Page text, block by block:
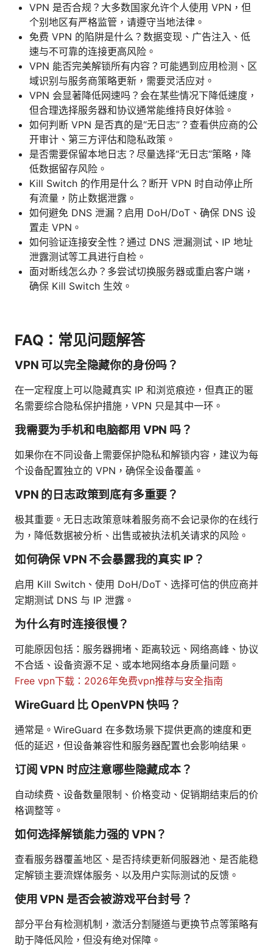
VPN 是否合规？大多数国家允许个人使用 VPN，但
个别地区有严格监管，请遵守当地法律。
免费 VPN 的陷阱是什么？数据变现、广告注入、低
速与不可靠的连接更高风险。
VPN 能否完美解锁所有内容？可能遇到应用检测、区
域识别与服务商策略更新，需要灵活应对。
VPN 会显著降低网速吗？会在某些情况下降低速度，
但合理选择服务器和协议通常能维持良好体验。
如何判断 VPN 是否真的是“无日志”？查看供应商的公
开审计、第三方评估和隐私政策。
是否需要保留本地日志？尽量选择“无日志”策略，降
低数据留存风险。
Kill Switch 的作用是什么？断开 VPN 时自动停止所
有流量，防止数据泄露。
如何避免 DNS 泄漏？启用 DoH/DoT、确保 DNS 设
置走 VPN。
如何验证连接安全性？通过 DNS 泄漏测试、IP 地址
泄露测试等工具进行自检。
面对断线怎么办？多尝试切换服务器或重启客户端，
确保 Kill Switch 生效。
FAQ：常见问题解答
VPN 可以完全隐藏你的身份吗？
在一定程度上可以隐藏真实 IP 和浏览痕迹，但真正的匿
名需要综合隐私保护措施，VPN 只是其中一环。
我需要为手机和电脑都用 VPN 吗？
如果你在不同设备上需要保护隐私和解锁内容，建议为每
个设备配置独立的 VPN，确保全设备覆盖。
VPN 的日志政策到底有多重要？
极其重要。无日志政策意味着服务商不会记录你的在线行
为，降低数据被分析、出售或被执法机关请求的风险。
如何确保 VPN 不会暴露我的真实 IP？
启用 Kill Switch、使用 DoH/DoT、选择可信的供应商并
定期测试 DNS 与 IP 泄露。
为什么有时连接很慢？
可能原因包括：服务器拥堵、距离较远、网络高峰、协议
不合适、设备资源不足、或本地网络本身质量问题。
Free vpn下载：2026年免费vpn推荐与安全指南
WireGuard 比 OpenVPN 快吗？
通常是。WireGuard 在多数场景下提供更高的速度和更
低的延迟，但设备兼容性和服务器配置也会影响结果。
订阅 VPN 时应注意哪些隐藏成本？
自动续费、设备数量限制、价格变动、促销期结束后的价
格调整等。
如何选择解锁能力强的 VPN？
查看服务器覆盖地区、是否持续更新伺服器池、是否能稳
定解锁主要流媒体服务、以及用户实际测试的反馈。
使用 VPN 是否会被游戏平台封号？
部分平台有检测机制，激活分割隧道与更换节点等策略有
助于降低风险，但没有绝对保障。